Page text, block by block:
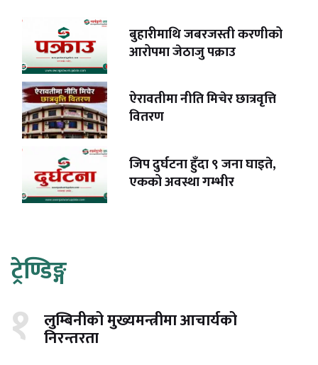
बुहारीमाथि जबरजस्ती करणीको
आरोपमा जेठाजु पक्राउ
ऐरावतीमा नीति मिचेर छात्रवृत्ति
वितरण
जिप दुर्घटना हुँदा ९ जना घाइते,
एकको अवस्था गम्भीर
ट्रेण्डिङ्ग
१ लुम्बिनीको मुख्यमन्त्रीमा आचार्यको
निरन्तरता